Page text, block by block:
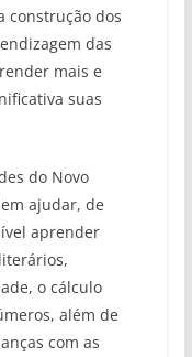
construção dos
das
mais e
suas
do Novo
ajudar, de
aprender
o cálculo
além de
com as